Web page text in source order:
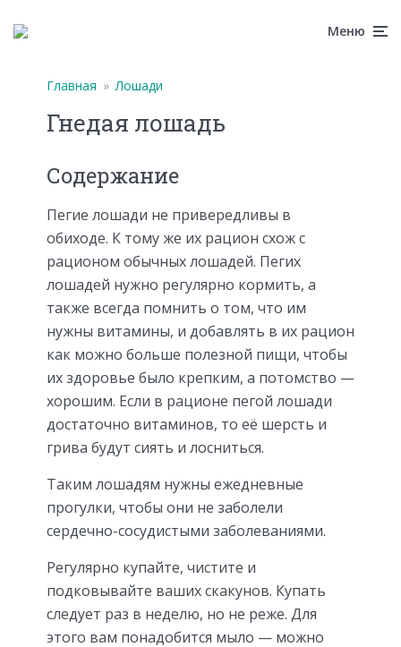
Меню
Главная » Лошади
Гнедая лошадь
Содержание
Пегие лошади не привередливы в
обиходе. К тому же их рацион схож с
рационом обычных лошадей. Пегих
лошадей нужно регулярно кормить, а
также всегда помнить о том, что им
нужны витамины, и добавлять в их рацион
как можно больше полезной пищи, чтобы
их здоровье было крепким, а потомство —
хорошим. Если в рационе пегой лошади
достаточно витаминов, то её шерсть и
грива будут сиять и лосниться.
Таким лошадям нужны ежедневные
прогулки, чтобы они не заболели
сердечно-сосудистыми заболеваниями.
Регулярно купайте, чистите и
подковывайте ваших скакунов. Купать
следует раз в неделю, но не реже. Для
этого вам понадобится мыло — можно